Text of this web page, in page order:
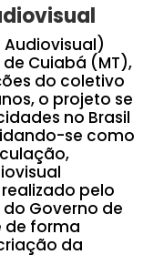
Audiovisual)
Cuiabá (MT),
do coletivo
o projeto se
no Brasil
se como
pelo
Governo de
de forma
da